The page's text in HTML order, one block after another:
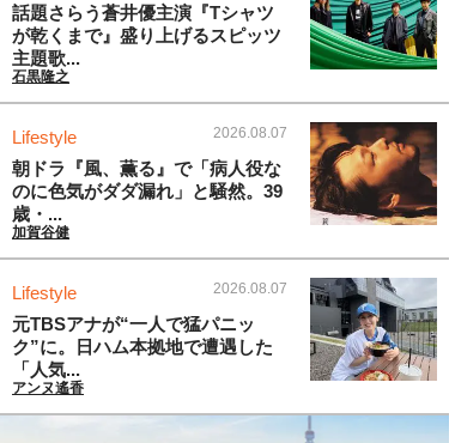
話題さらう蒼井優主演『Tシャツ
が乾くまで』盛り上げるスピッツ
主題歌...
石黒隆之
Lifestyle 2026.08.07
朝ドラ『風、薫る』で「病人役な
のに色気がダダ漏れ」と騒然。39
歳・...
加賀谷健
Lifestyle 2026.08.07
元TBSアナが“一人で猛パニッ
ク”に。日ハム本拠地で遭遇した
「人気...
アンヌ遙香